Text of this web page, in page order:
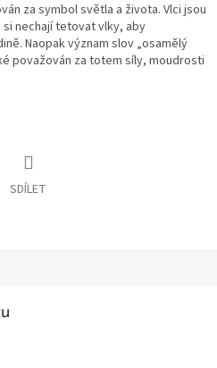
za symbol světla a života. Vlci jsou
nechají tetovat vlky, aby
Naopak význam slov „osamělý
považován za totem síly, moudrosti
SDÍLET